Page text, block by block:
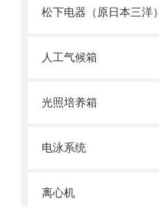
松下电器（原日本三洋）
人工气候箱
光照培养箱
电泳系统
离心机